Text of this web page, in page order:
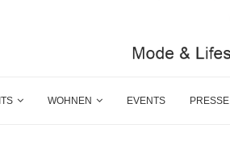
WOHNEN EVENTS PRESSE